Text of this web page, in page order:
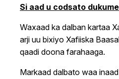
Si aad u codsato
Waxaad ka dalban kartaa
arji uu bixiyo Xafiiska
qaadi doona farahaaga.
Markaad dalbato waa